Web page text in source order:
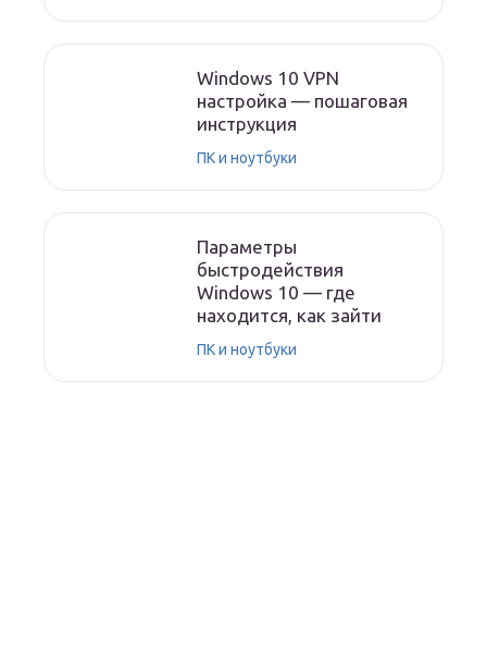
Windows 10 VPN
настройка — пошаговая
инструкция
ПК и ноутбуки
Параметры
быстродействия
Windows 10 — где
находится, как зайти
ПК и ноутбуки